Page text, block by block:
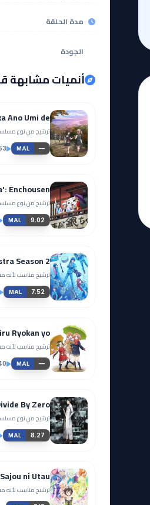
مدة الحلقة
الجودة
أنميات مشابهة
Ano Umi de
ترشيح من نوع
MAL —
Enchousen
ترشيح من نوع
MAL 9.02
Season 2
ترشيح مناسب لأنه
MAL 7.52
ترشيح مناسب لأنه
MAL —
ترشيح من نوع
MAL 8.27
ni Utau
ترشيح مناسب لأنه